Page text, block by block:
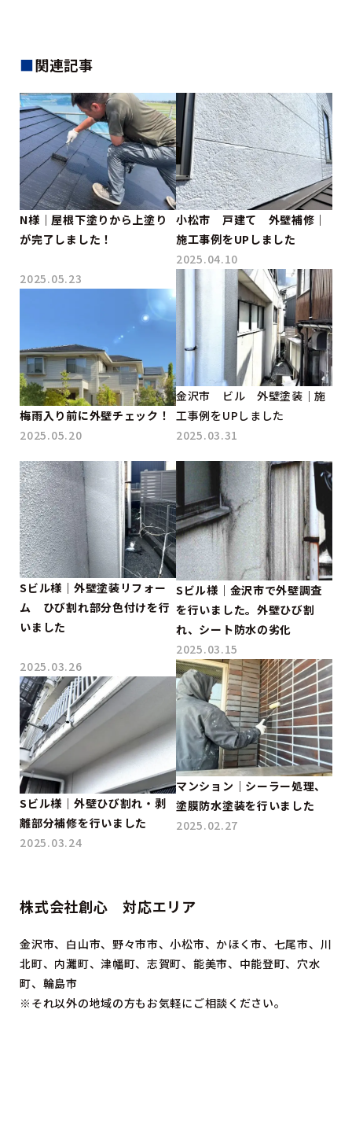
■関連記事
N様｜屋根下塗りから上塗り
が完了しました！
2025.05.23
梅雨入り前に外壁チェック！
2025.05.20
小松市 戸建て 外壁補修｜
施工事例をUPしました
2025.04.10
金沢市 ビル 外壁塗装｜施
工事例をUPしました
2025.03.31
Sビル様｜外壁塗装リフォー
ム ひび割れ部分色付けを行
いました
2025.03.26
Sビル様｜外壁ひび割れ・剥
離部分補修を行いました
2025.03.24
Sビル様｜金沢市で外壁調査
を行いました。外壁ひび割
れ、シート防水の劣化
2025.03.15
マンション｜シーラー処理、
塗膜防水塗装を行いました
2025.02.27
株式会社創心 対応エリア
金沢市、白山市、野々市市、小松市、かほく市、七尾市、川
北町、内灘町、津幡町、志賀町、能美市、中能登町、穴水
町、輪島市
※それ以外の地域の方もお気軽にご相談ください。